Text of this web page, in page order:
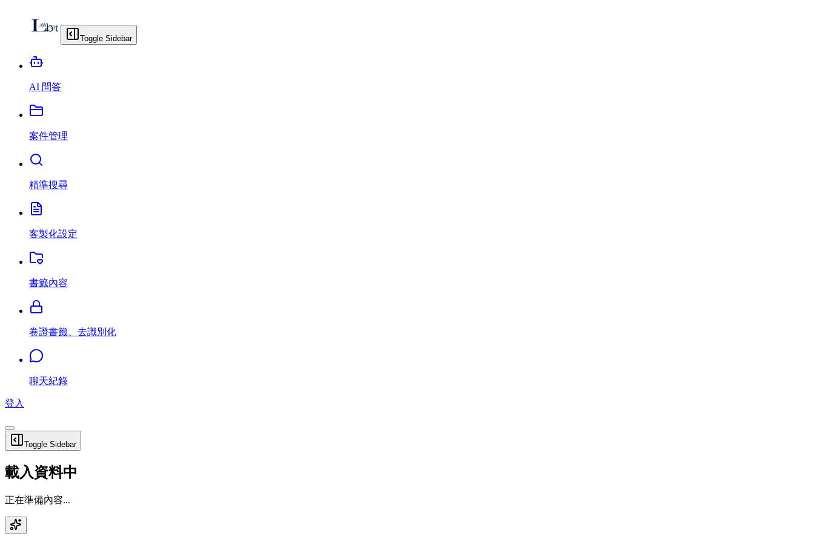
Toggle Sidebar
AI 問答
案件管理
精準搜尋
客製化設定
書籤內容
卷證書籤、去識別化
聊天紀錄
登入
Toggle Sidebar
載入資料中
正在準備內容...